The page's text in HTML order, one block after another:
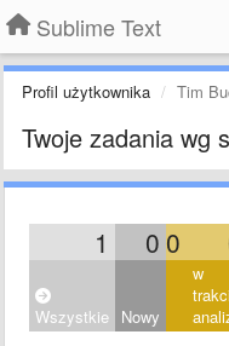
Sublime Text
Profil użytkownika Tim
Twoje zadania wg
1 0 0
Wszystkie Nowy
w